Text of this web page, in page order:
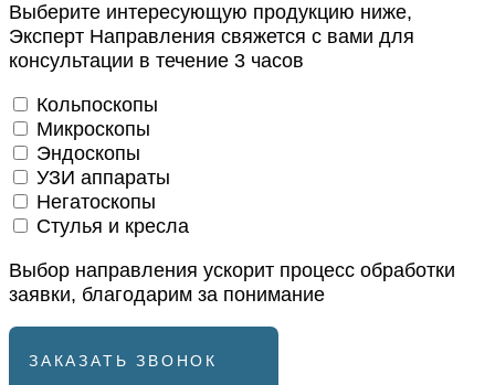
Выберите интересующую продукцию ниже,
Эксперт Направления свяжется с вами для
консультации в течение 3 часов
Кольпоскопы
Микроскопы
Эндоскопы
УЗИ аппараты
Негатоскопы
Стулья и кресла
Выбор направления ускорит процесс обработки
заявки, благодарим за понимание
ЗАКАЗАТЬ ЗВОНОК